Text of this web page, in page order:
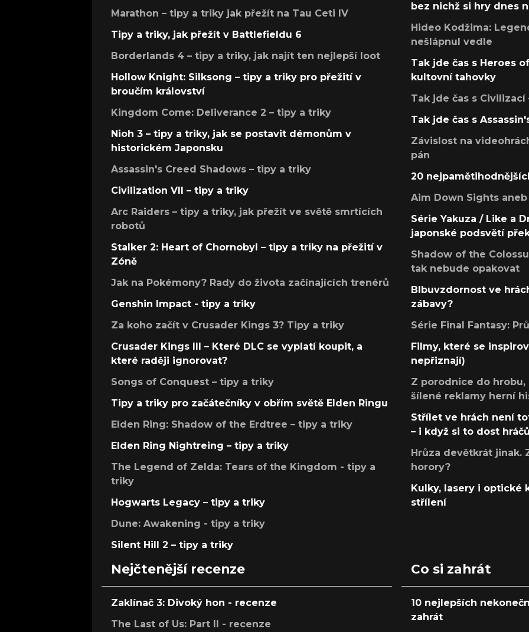
Marathon – tipy a triky jak přežít na Tau Ceti IV
Tipy a triky, jak přežít v Battlefieldu 6
Borderlands 4 – tipy a triky, jak najít ten nejlepší loot
Hollow Knight: Silksong – tipy a triky pro přežití v
broučím království
Kingdom Come: Deliverance 2 – tipy a triky
Nioh 3 – tipy a triky, jak se postavit démonům v
historickém Japonsku
Assassin's Creed Shadows – tipy a triky
Civilization VII – tipy a triky
Arc Raiders – tipy a triky, jak přežít ve světě smrtících
robotů
Stalker 2: Heart of Chornobyl – tipy a triky na přežití v
Zóně
Jak na Pokémony? Rady do života začínajících trenérů
Genshin Impact - tipy a triky
Za koho začít v Crusader Kings 3? Tipy a triky
Crusader Kings III – Které DLC se vyplatí koupit, a
které raději ignorovat?
Songs of Conquest – tipy a triky
Tipy a triky pro začátečníky v obřím světě Elden Ringu
Elden Ring: Shadow of the Erdtree – tipy a triky
Elden Ring Nightreing – tipy a triky
The Legend of Zelda: Tears of the Kingdom - tipy a
triky
Hogwarts Legacy – tipy a triky
Dune: Awakening - tipy a triky
Silent Hill 2 – tipy a triky
bez nichž si hry dnes
Hideo Kodžima:
nešlápnul vedle
Tak jde čas s Heroes
kultovní tahovky
Tak jde čas s
Tak jde čas s
Závislost na
pán
20
Aim Down Sights
Série Yakuza / Like a
japonské podsvětí
Shadow of the
tak nebude opakovat
Blbuvzdornost ve
zábavy?
Série Final Fantasy:
Filmy, které se
nepřiznají)
Z porodnice do hrobu,
šílené reklamy herní
Střílet ve hrách není
– i když si to dost
Hrůza devětkrát jinak.
horory?
Kulky, lasery i optické
střílení
Nejčtenější recenze
Zaklínač 3: Divoký hon - recenze
The Last of Us: Part II - recenze
Co si zahrát
10 nejlepších
zahrát